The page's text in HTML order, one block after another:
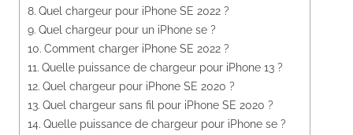
Quel chargeur pour iPhone SE 2022 ?
Quel chargeur pour un iPhone se ?
Comment charger iPhone SE 2022 ?
Quelle puissance de chargeur pour iPhone 13 ?
Quel chargeur pour iPhone SE 2020 ?
Quel chargeur sans fil pour iPhone SE 2020 ?
Quelle puissance de chargeur pour iPhone se ?